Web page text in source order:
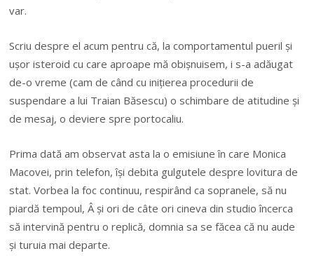
var.
Scriu despre el acum pentru că, la comportamentul pueril și
ușor isteroid cu care aproape mă obișnuisem, i s-a adăugat
de-o vreme (cam de când cu inițierea procedurii de
suspendare a lui Traian Băsescu) o schimbare de atitudine și
de mesaj, o deviere spre portocaliu.
Prima dată am observat asta la o emisiune în care Monica
Macovei, prin telefon, își debita gulgutele despre lovitura de
stat. Vorbea la foc continuu, respirând ca sopranele, să nu
piardă tempoul, Â și ori de câte ori cineva din studio încerca
să intervină pentru o replică, domnia sa se făcea că nu aude
și turuia mai departe.